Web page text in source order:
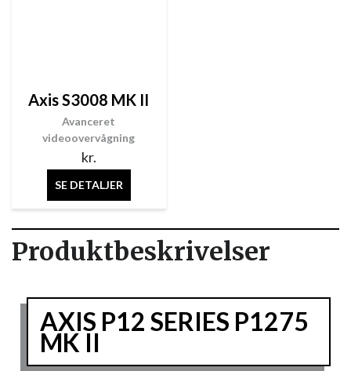
Avanceret
videoovervågning
Axis S3008 MK II
kr.
SE DETALJER
Produktbeskrivelser
AXIS P12 SERIES P1275
MK II